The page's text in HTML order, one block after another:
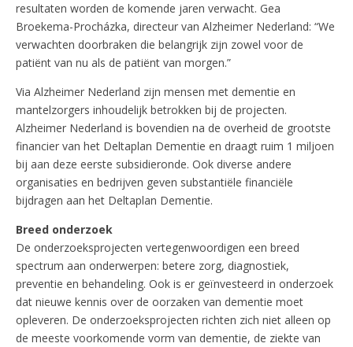
resultaten worden de komende jaren verwacht. Gea
Broekema-Procházka, directeur van Alzheimer Nederland: “We
verwachten doorbraken die belangrijk zijn zowel voor de
patiënt van nu als de patiënt van morgen.”
Via Alzheimer Nederland zijn mensen met dementie en
mantelzorgers inhoudelijk betrokken bij de projecten.
Alzheimer Nederland is bovendien na de overheid de grootste
financier van het Deltaplan Dementie en draagt ruim 1 miljoen
bij aan deze eerste subsidieronde. Ook diverse andere
organisaties en bedrijven geven substantiële financiële
bijdragen aan het Deltaplan Dementie.
Breed onderzoek
De onderzoeksprojecten vertegenwoordigen een breed
spectrum aan onderwerpen: betere zorg, diagnostiek,
preventie en behandeling. Ook is er geïnvesteerd in onderzoek
dat nieuwe kennis over de oorzaken van dementie moet
opleveren. De onderzoeksprojecten richten zich niet alleen op
de meeste voorkomende vorm van dementie, de ziekte van